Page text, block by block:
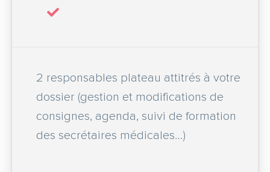
2 responsables plateau attitrés à votre
dossier (gestion et modifications de
consignes, agenda, suivi de formation
des secrétaires médicales…)